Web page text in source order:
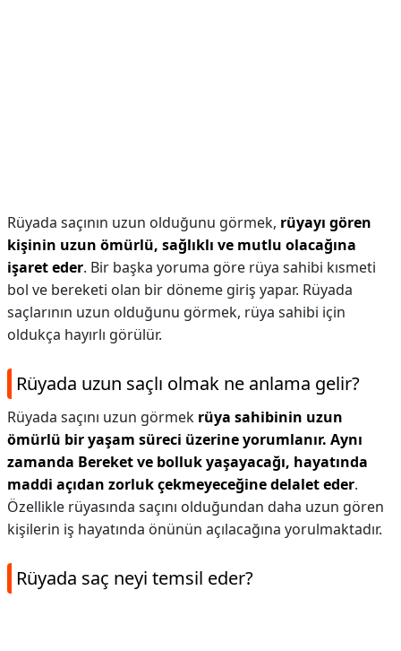
Rüyada saçının uzun olduğunu görmek, rüyayı gören
kişinin uzun ömürlü, sağlıklı ve mutlu olacağına
işaret eder. Bir başka yoruma göre rüya sahibi kısmeti
bol ve bereketi olan bir döneme giriş yapar. Rüyada
saçlarının uzun olduğunu görmek, rüya sahibi için
oldukça hayırlı görülür.
Rüyada uzun saçlı olmak ne anlama gelir?
Rüyada saçını uzun görmek rüya sahibinin uzun
ömürlü bir yaşam süreci üzerine yorumlanır. Aynı
zamanda Bereket ve bolluk yaşayacağı, hayatında
maddi açıdan zorluk çekmeyeceğine delalet eder.
Özellikle rüyasında saçını olduğundan daha uzun gören
kişilerin iş hayatında önünün açılacağına yorulmaktadır.
Rüyada saç neyi temsil eder?